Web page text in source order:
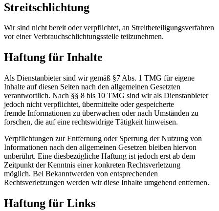
Streitschlichtung
Wir sind nicht bereit oder verpflichtet, an Streitbeteiligungsverfahren
vor einer Verbrauchschlichtungsstelle teilzunehmen.
Haftung für Inhalte
Als Dienstanbieter sind wir gemäß §7 Abs. 1 TMG für eigene
Inhalte auf diesen Seiten nach den allgemeinen Gesetzten
verantwortlich. Nach §§ 8 bis 10 TMG sind wir als Dienstanbieter
jedoch nicht verpflichtet, übermittelte oder gespeicherte
fremde Informationen zu überwachen oder nach Umständen zu
forschen, die auf eine rechtswidrige Tätigkeit hinweisen.
Verpflichtungen zur Entfernung oder Sperrung der Nutzung von
Informationen nach den allgemeinen Gesetzen bleiben hiervon
unberührt. Eine diesbezügliche Haftung ist jedoch erst ab dem
Zeitpunkt der Kenntnis einer konkreten Rechtsverletzung
möglich. Bei Bekanntwerden von entsprechenden
Rechtsverletzungen werden wir diese Inhalte umgehend entfernen.
Haftung für Links